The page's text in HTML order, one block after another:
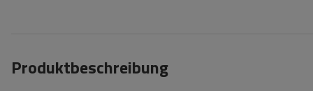
Produktbeschreibung